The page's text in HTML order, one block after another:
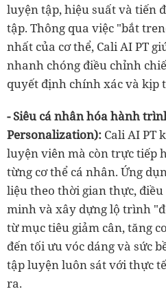
luyện tập, hiệu suất và tiến
tập. Thông qua việc "bắt
nhất của cơ thể, Cali AI PT
nhanh chóng điều chỉnh
quyết định chính xác và kịp
- Siêu cá nhân hóa hành
Personalization): Cali AI PT
luyện viên mà còn trực tiếp
từng cơ thể cá nhân. Ứng
liệu theo thời gian thực,
minh và xây dựng lộ trình
từ mục tiêu giảm cân, tăng
đến tối ưu vóc dáng và sức
tập luyện luôn sát với thực
ra.